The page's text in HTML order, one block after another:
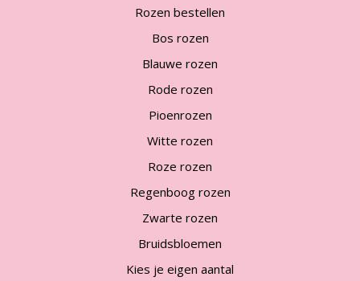
Rozen bestellen
Bos rozen
Blauwe rozen
Rode rozen
Pioenrozen
Witte rozen
Roze rozen
Regenboog rozen
Zwarte rozen
Bruidsbloemen
Kies je eigen aantal